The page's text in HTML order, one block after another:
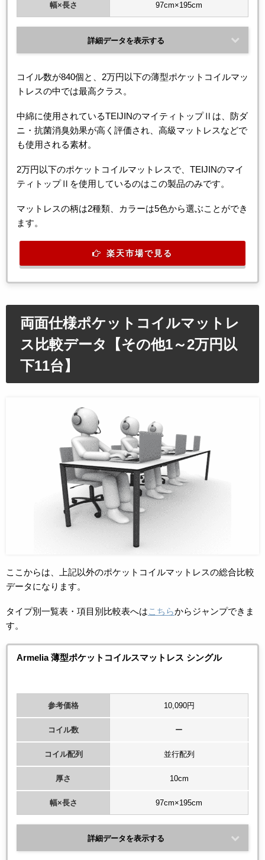
幅×長さ 97cm×195cm
詳細データを表示する
コイル数が840個と、2万円以下の薄型ポケットコイルマッ
トレスの中では最高クラス。
中綿に使用されているTEIJINのマイティトップⅡは、防ダ
ニ・抗菌消臭効果が高く評価され、高級マットレスなどで
も使用される素材。
2万円以下のポケットコイルマットレスで、TEIJINのマイ
ティトップⅡを使用しているのはこの製品のみです。
マットレスの柄は2種類、カラーは5色から選ぶことができ
ます。
楽天市場で見る
両面仕様ポケットコイルマットレ
ス比較データ【その他1～2万円以
下11台】
ここからは、上記以外のポケットコイルマットレスの総合比較
データになります。
タイプ別一覧表・項目別比較表へは こちらからジャンプできま
す。
Armelia 薄型ポケットコイルスマットレス シングル
参考価格 10,090円
コイル数 ー
コイル配列 並行配列
厚さ 10cm
幅×長さ 97cm×195cm
詳細データを表示する